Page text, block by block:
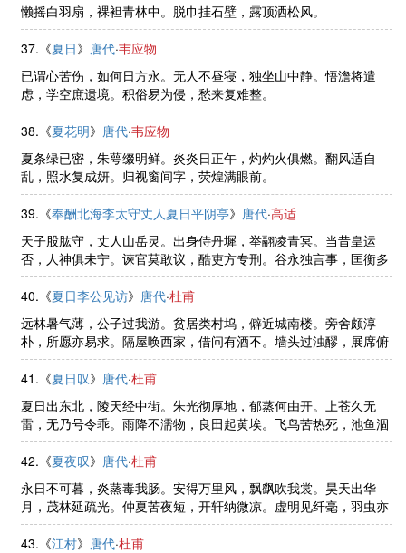
懒摇白羽扇，裸袒青林中。脱巾挂石壁，露顶洒松风。
37.《夏日》 唐代·韦应物
已谓心苦伤，如何日方永。无人不昼寝，独坐山中静。悟澹将遣
虑，学空庶遗境。积俗易为侵，愁来复难整。
38.《夏花明》 唐代·韦应物
夏条绿已密，朱萼缀明鲜。炎炎日正午，灼灼火俱燃。翻风适自
乱，照水复成妍。归视窗间字，荧煌满眼前。
39.《奉酬北海李太守丈人夏日平阴亭》 唐代·高适
天子股肱守，丈人山岳灵。出身侍丹墀，举翮凌青冥。当昔皇运
否，人神俱未宁。谏官莫敢议，酷吏方专刑。谷永独言事，匡衡多
引经。两朝纳深衷，万乘无不听。盛烈播南史，雄词豁东溟。谁谓
整隼旟，翻然忆柴扃。寄书汶阳 ......
40.《夏日李公见访》 唐代·杜甫
远林暑气薄，公子过我游。贫居类村坞，僻近城南楼。旁舍颇淳
朴，所愿亦易求。隔屋唤西家，借问有酒不。墙头过浊醪，展席俯
长流。清风左右至，客意已惊秋。巢多众鸟斗，叶密鸣蝉稠。苦道
此物聒，孰谓吾庐幽。水花晚色 ......
41.《夏日叹》 唐代·杜甫
夏日出东北，陵天经中街。朱光彻厚地，郁蒸何由开。上苍久无
雷，无乃号令乖。雨降不濡物，良田起黄埃。飞鸟苦热死，池鱼涸
其泥。万人尚流冗，举目唯蒿莱。至今大河北，化作虎与豺。浩荡
想幽蓟，王师安在哉。对食不能 ......
42.《夏夜叹》 唐代·杜甫
永日不可暮，炎蒸毒我肠。安得万里风，飘飖吹我裳。昊天出华
月，茂林延疏光。仲夏苦夜短，开轩纳微凉。虚明见纤毫，羽虫亦
飞扬。物情无巨细，自适固其常。念彼荷戈士，穷年守边疆。何由
一洗濯，执热互相望。竟夕击刁 ......
43.《江村》 唐代·杜甫